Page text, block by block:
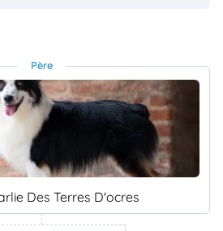
Père
Des Terres D'ocres